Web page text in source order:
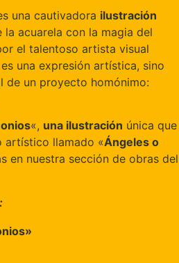
una cautivadora ilustración
acuarela con la magia del
el talentoso artista visual
una expresión artística, sino
de un proyecto homónimo:
«, una ilustración única que
llamado «Ángeles o
en nuestra sección de obras del